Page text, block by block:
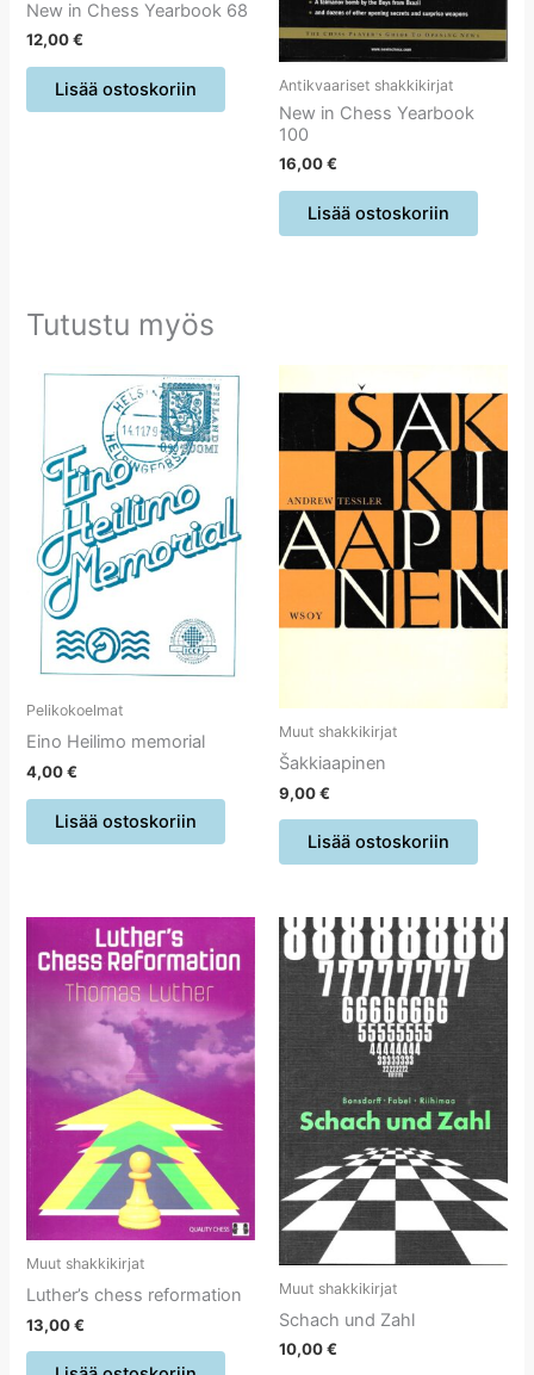
New in Chess Yearbook 68
12,00€
Lisää ostoskoriin Antikvaariset shakkikirjat
New in Chess Yearbook
100
16,00€
Lisää ostoskoriin
Tutustu myös
Pelikokoelmat
Eino Heilimo memorial
4,00€
Lisää ostoskoriin
Muut shakkikirjat
Šakkiaapinen
9,00€
Lisää ostoskoriin
Muut shakkikirjat
Luther’s chess reformation
13,00€
Muut shakkikirjat
Schach und Zahl
10,00€